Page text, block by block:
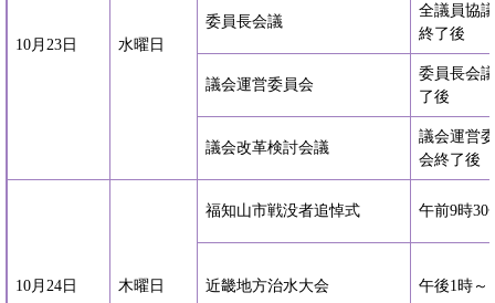
10月23日 水曜日
委員長会議
全議員協
終了後
議会運営委員会
委員長会
了後
議会改革検討会議
議会運営
会終了後
10月24日 木曜日
福知山市戦没者追悼式 午前9時30
近畿地方治水大会 午後1時～